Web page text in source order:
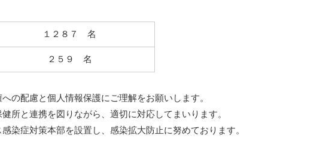
１２８７ 名
２５９ 名
の配慮と個人情報保護にご理解をお願いします。
所と連携を図りながら、適切に対応してまいります。
染症対策本部を設置し、感染拡大防止に努めております。